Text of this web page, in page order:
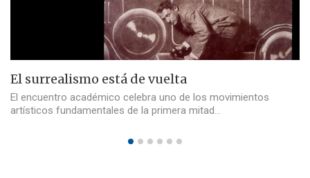
El surrealismo está de vuelta
El encuentro académico celebra uno de los movimientos
artísticos fundamentales de la primera mitad…